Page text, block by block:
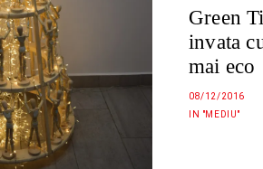
Green
invata
mai eco
08/12/2016
IN "MEDIU"